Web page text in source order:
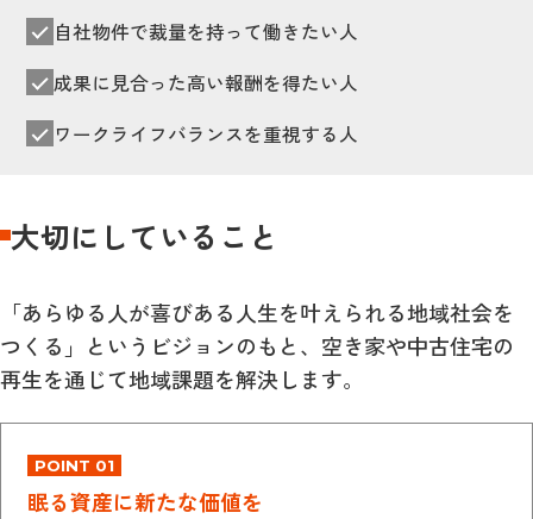
自社物件で裁量を持って働きたい人
成果に見合った高い報酬を得たい人
ワークライフバランスを重視する人
大切にしていること
「あらゆる人が喜びある人生を叶えられる地域社会を
つくる」というビジョンのもと、空き家や中古住宅の
再生を通じて地域課題を解決します。
POINT 01
眠る資産に新たな価値を